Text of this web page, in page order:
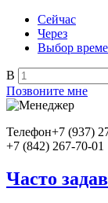
Сейчас
Через
Выбор
В
Позвоните мне
Телефон+7 (937)
+7 (842) 267-70-01
Часто